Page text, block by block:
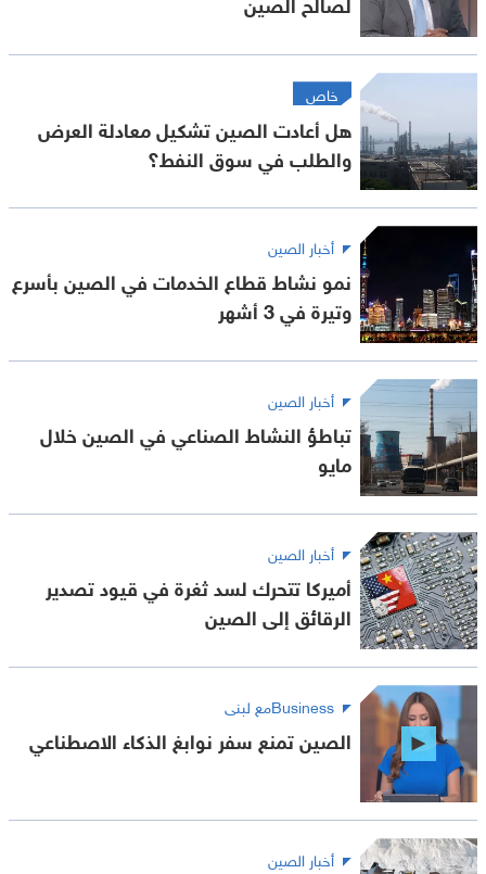
خاص
هل أعادت الصين تشكيل معادلة العرض
والطلب في سوق النفط؟
أخبار الصين
نمو نشاط قطاع الخدمات في الصين بأسرع
وتيرة في 3 أشهر
أخبار الصين
تباطؤ النشاط الصناعي في الصين خلال
مايو
أخبار الصين
أميركا تتحرك لسد ثغرة في قيود تصدير
الرقائق إلى الصين
Businessمع لبنى
الصين تمنع سفر نوابغ الذكاء الاصطناعي
أخبار الصين